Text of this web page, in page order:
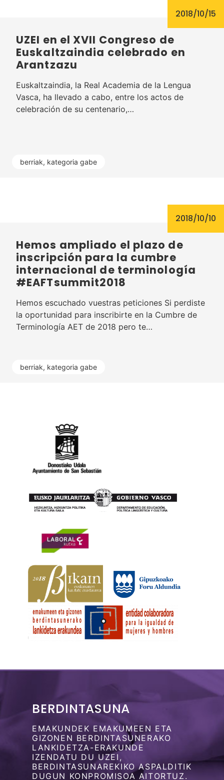
berriak, kategoria gabe
2018/10/15
UZEI en el XVII Congreso de
Euskaltzaindia celebrado en
Arantzazu
Euskaltzaindia, la Real Academia de la Lengua
Vasca, ha llevado a cabo, entre los actos de
celebración de su centenario,…
berriak, kategoria gabe
2018/10/10
Hemos ampliado el plazo de
inscripción para la cumbre
internacional de terminología
#EAFTsummit2018
Hemos escuchado vuestras peticiones Si perdiste
la oportunidad para inscribirte en la Cumbre de
Terminología AET de 2018 pero te…
BERDINTASUNA
EMAKUNDEK EMAKUMEEN ETA
GIZONEN BERDINTASUNERAKO
LANKIDETZA-ERAKUNDE
IZENDATU DU UZEI,
BERDINTASUNAREKIKO ASPALDITIK
DUGUN KONPROMISOA AITORTUZ.